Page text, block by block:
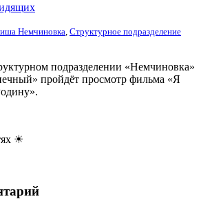
Немчиновка Структурное подразделение
подразделении «Немчиновка»
пройдёт просмотр фильма «Я
☀